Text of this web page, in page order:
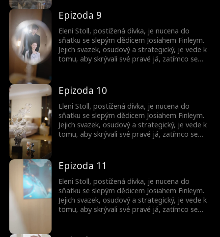
technologií a odhalují tajemství zmizelého
mistra.
Epizoda 9
Eleni Stoll, postižená dívka, je nucena do
sňatku se slepým dědicem Josiahem Finleym.
Jejich svazek, osudový a strategický, je vede k
tomu, aby skrývali své pravé já, zatímco se
technologií a odhalují tajemství zmizelého
mistra.
Epizoda 10
Eleni Stoll, postižená dívka, je nucena do
sňatku se slepým dědicem Josiahem Finleym.
Jejich svazek, osudový a strategický, je vede k
tomu, aby skrývali své pravé já, zatímco se
technologií a odhalují tajemství zmizelého
mistra.
Epizoda 11
Eleni Stoll, postižená dívka, je nucena do
sňatku se slepým dědicem Josiahem Finleym.
Jejich svazek, osudový a strategický, je vede k
tomu, aby skrývali své pravé já, zatímco se